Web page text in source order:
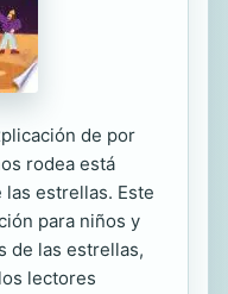
de por
rodea está
estrellas. Este
para niños y
de las estrellas,
lectores